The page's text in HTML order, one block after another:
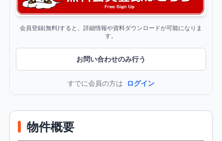
会員登録(無料)すると、詳細情報や資料ダウンロードが可能になりま
す。
お問い合わせのみ行う
すでに会員の方は ログイン
物件概要